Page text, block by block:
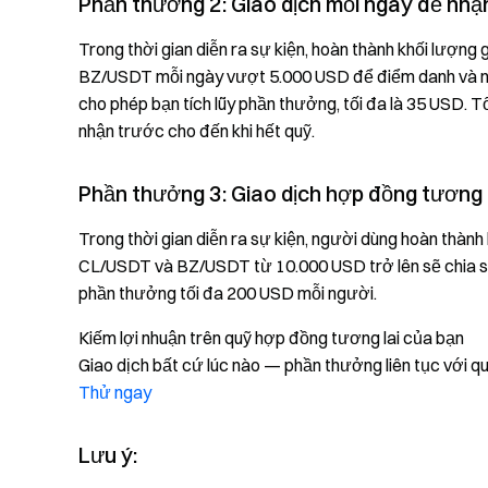
Trong thời gian diễn ra sự kiện, hoàn thành khối
BZ/USDT mỗi ngày vượt 5.000 USD để điểm danh và
cho phép bạn tích lũy phần thưởng, tối đa là 35 USD.
nhận trước cho đến khi hết quỹ.
Phần thưởng 3: Giao dịch hợp đồng
Trong thời gian diễn ra sự kiện, người dùng hoàn
CL/USDT và BZ/USDT từ 10.000 USD trở lên sẽ
phần thưởng tối đa 200 USD mỗi người.
Kiếm lợi nhuận trên quỹ hợp đồng tương lai của bạn
Giao dịch bất cứ lúc nào — phần thưởng liên tục với
Thử ngay
Lưu ý: